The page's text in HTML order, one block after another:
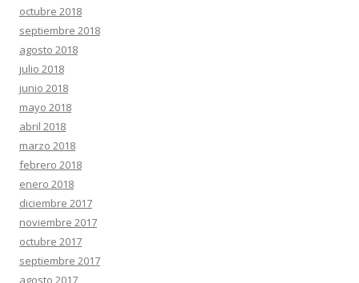
octubre 2018
septiembre 2018
agosto 2018
julio 2018
junio 2018
mayo 2018
abril 2018
marzo 2018
febrero 2018
enero 2018
diciembre 2017
noviembre 2017
octubre 2017
septiembre 2017
agosto 2017